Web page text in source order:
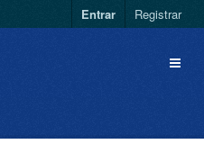
Entrar Registrar